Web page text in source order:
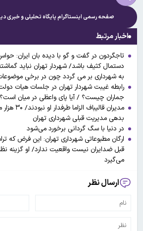
صفحه رسمی اینستاگرام پایگاه تحلیلی و خبری
اخبار مرتبط
تاجگردون در گفت و گو با دیده بان ایران:
دستمال کثیف باشد/ شهردار تهران نباید
به شهرداری بر می گردد چون در برخی
رابطه غیبت شهردار تهران در جلسات هیات
جماران چیست؟ / آیا پای واعظی در میان است؟
مدیران
بدهی مدیریت قبلی شهرداری تهران
در دنیا با سگ‌ گردانی برخورد می‌شود
ارگان مطبوعاتی شهرداری تهران: این فرض که
قبل ضدایران نیست واقعیت ندارد/ او گزینه
می‌گیرد
ارسال نظر